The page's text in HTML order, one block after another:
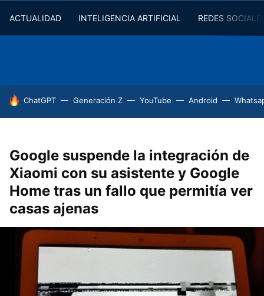
ACTUALIDAD INTELIGENCIA ARTIFICIAL REDES
HOY SE HABLA DE
ChatGPT Generación Z YouTube Android
Google suspende la integración de
Xiaomi con su asistente y Google
Home tras un fallo que permitía ver
casas ajenas